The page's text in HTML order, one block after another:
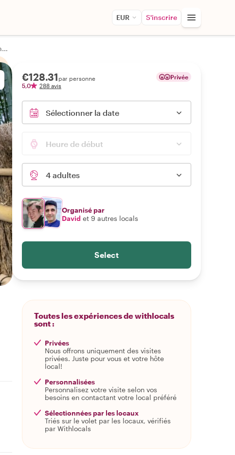
EUR S'inscrire
Arashiyama, Nara et Fushimi Inari : Excursion d'une journée depuis Kyoto en train
€128.31 par personne
5,0
288 avis
Privée
Sélectionner la date
Heure de début
4 adultes
Organisé par
David et 9 autres locals
Select
Toutes les expériences de withlocals
sont :
Privées
Nous offrons uniquement des visites
privées. Juste pour vous et votre hôte
local!
Personnalisées
Personnalisez votre visite selon vos
besoins en contactant votre local préféré
Sélectionnées par les locaux
Triés sur le volet par les locaux, vérifiés
par Withlocals